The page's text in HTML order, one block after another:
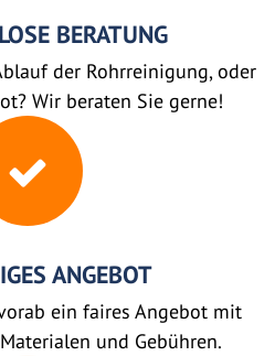
BERATUNG
der Rohrreinigung, oder
Wir beraten Sie gerne!
ANGEBOT
ein faires Angebot mit
und Gebühren.